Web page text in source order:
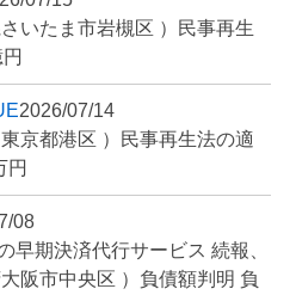
いたま市岩槻区 ）民事再生
2026/07/14
京都港区 ）民事再生法の適
円
08
早期決済代行サービス 続報、
阪市中央区 ）負債額判明 負